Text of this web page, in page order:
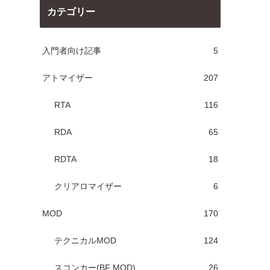
カテゴリー
入門者向け記事 5
アトマイザー 207
RTA 116
RDA 65
RDTA 18
クリアロマイザー 6
MOD 170
テクニカルMOD 124
スコンカー(BF MOD) 26